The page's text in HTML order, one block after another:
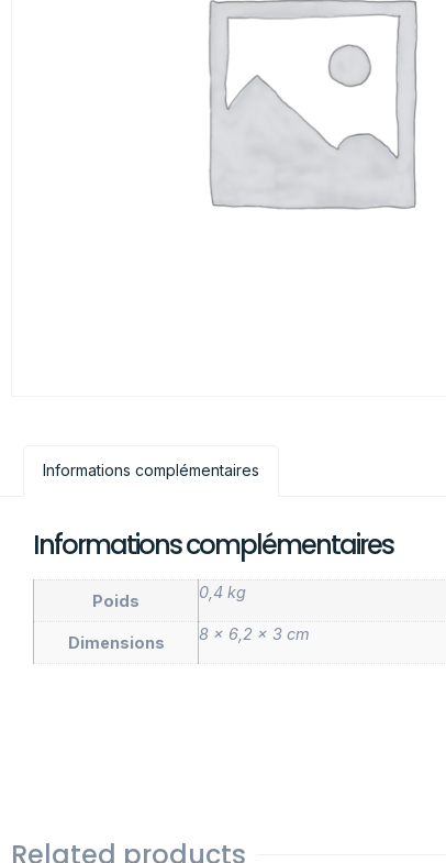
Informations complémentaires
Informations complémentaires
Poids 0,4 kg
Dimensions 8 × 6,2 × 3 cm
Related products